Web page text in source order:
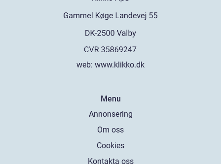
web: www.klikko.dk
Menu
Annonsering
Om oss
Cookies
Kontakta oss